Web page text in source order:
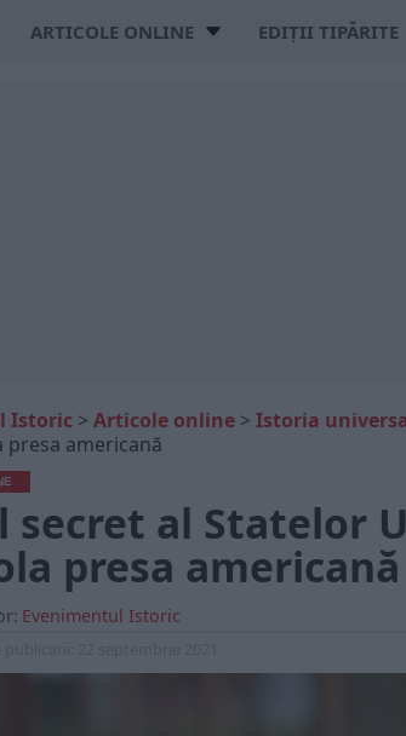
ARTICOLE ONLINE EDIȚII TIPĂRITE
Istoric > Articole online > Istoria
presa americană
secret al Statelor
presa americană
Evenimentul Istoric